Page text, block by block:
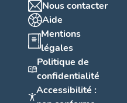
Nous contacter
Aide
Mentions
légales
Politique de
confidentialité
Accessibilité :